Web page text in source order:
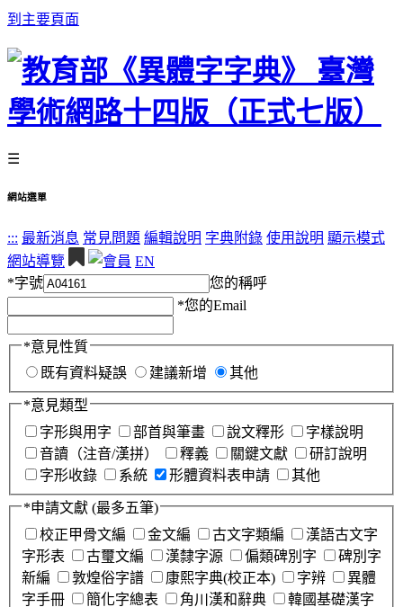
到主要頁面
☰
網站選單
::: 最新消息 常見問題 編輯說明 字典附錄 使用說明 顯示模式
網站導覽
EN
*字號
您的稱呼
*您的Email
*意見性質
既有資料疑誤
建議新增 其他
*意見類型
字形與用字
部首與筆畫 說文釋形
字樣說明
音讀（注音/漢拼）
釋義 關鍵文獻
研訂說明
字形收錄
系統 形體資料表申請 其他
*申請文獻 (最多五筆)
校正甲骨文編
金文編 古文字類編
漢語古文字
字形表
古璽文編 漢隸字源 偏類碑別字
碑別字
新編
敦煌俗字譜 康熙字典(校正本) 字辨
異體
字手冊
簡化字總表 角川漢和辭典
韓國基礎漢字